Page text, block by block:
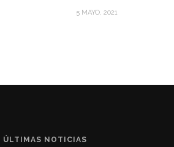
5 MAYO, 2021
ÚLTIMAS NOTICIAS